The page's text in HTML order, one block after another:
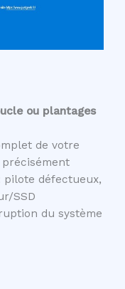
ou plantages
de votre
pilote défectueux,
SSD
du système